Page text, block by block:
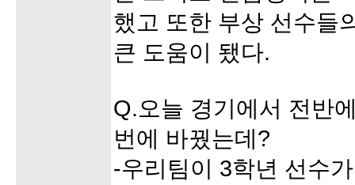
했고 또한 부상 선수들
큰 도움이 됐다.
Q.오늘 경기에서 전반
번에 바꿨는데?
-우리팀이 3학년 선수